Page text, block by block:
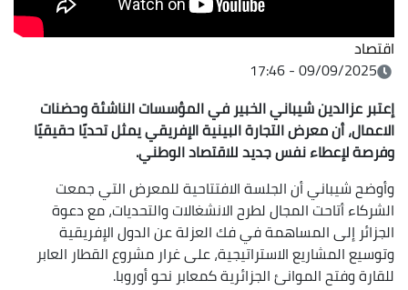
اقتصاد
09/09/2025 - 17:46
إعتبرعزالدين شيبانيالخبير في المؤسسات الناشئة وحضنات
الاعمال، أن معرض التجارة البينية الإفريقي يمثل تحديًا حقيقيًا
وفرصة لإعطاء نفس جديد للاقتصاد الوطني.
وأوضح شيباني أن الجلسة الافتتاحية للمعرض التي جمعت
الشركاء أتاحت المجال لطرح الانشغالات والتحديات، مع دعوة
الجزائر إلى المساهمة في فك العزلة عن الدول الإفريقية
وتوسيع المشاريع الاستراتيجية، على غرار مشروع القطار العابر
للقارة وفتح الموانئ الجزائرية كمعابر نحو أوروبا.